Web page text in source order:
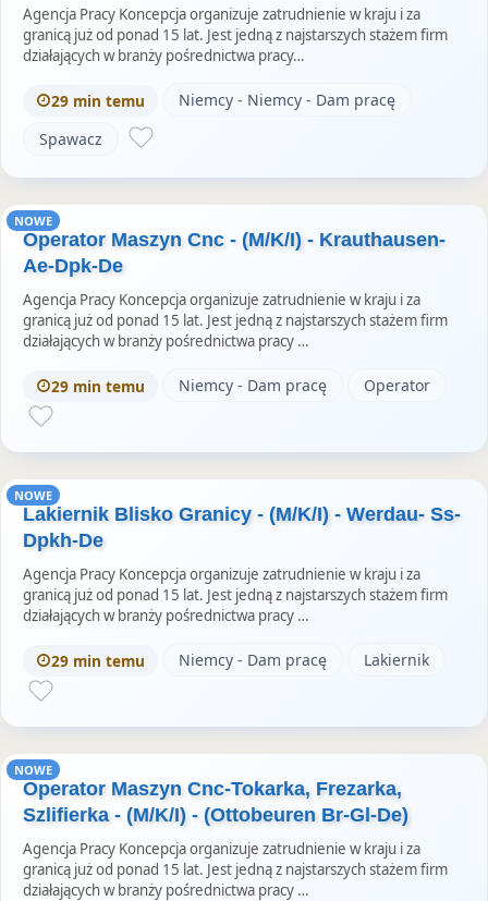
Agencja Pracy Koncepcja organizuje zatrudnienie w kraju i za
granicą już od ponad 15 lat. Jest jedną z najstarszych stażem firm
działających w branży pośrednictwa pracy…
29 min temu
Niemcy - Niemcy - Dam pracę
Spawacz
NOWE
Operator Maszyn Cnc - (M/K/I) - Krauthausen-
Ae-Dpk-De
Agencja Pracy Koncepcja organizuje zatrudnienie w kraju i za
granicą już od ponad 15 lat. Jest jedną z najstarszych stażem firm
działających w branży pośrednictwa pracy …
29 min temu Niemcy - Dam pracę Operator
NOWE
Lakiernik Blisko Granicy - (M/K/I) - Werdau- Ss-
Dpkh-De
Agencja Pracy Koncepcja organizuje zatrudnienie w kraju i za
granicą już od ponad 15 lat. Jest jedną z najstarszych stażem firm
działających w branży pośrednictwa pracy …
29 min temu Niemcy - Dam pracę Lakiernik
NOWE
Operator Maszyn Cnc-Tokarka, Frezarka,
Szlifierka - (M/K/I) - (Ottobeuren Br-Gl-De)
Agencja Pracy Koncepcja organizuje zatrudnienie w kraju i za
granicą już od ponad 15 lat. Jest jedną z najstarszych stażem firm
działających w branży pośrednictwa pracy …